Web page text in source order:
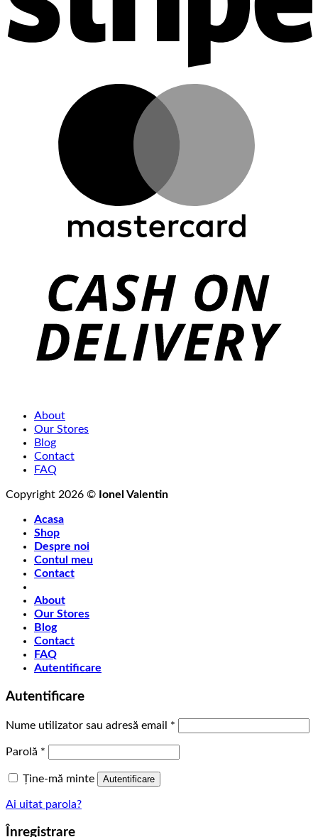
About
Our Stores
Blog
Contact
FAQ
Copyright 2026 © Ionel Valentin
Acasa
Shop
Despre noi
Contul meu
Contact
About
Our Stores
Blog
Contact
FAQ
Autentificare
Autentificare
Nume utilizator sau adresă email *
Parolă *
Ține-mă minte Autentificare
Ai uitat parola?
Înregistrare